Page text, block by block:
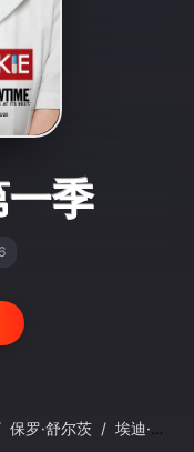
季
保罗·舒尔茨 / 埃迪·法可